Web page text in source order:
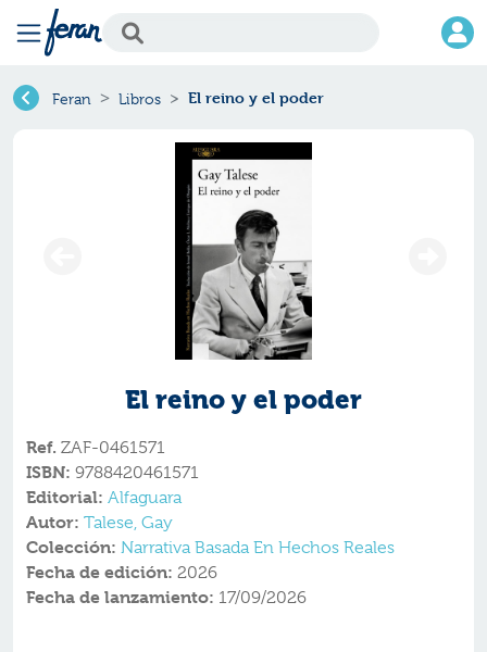
Feran Libros El reino y el poder
El reino y el poder
Ref. ZAF-0461571
ISBN: 9788420461571
Editorial: Alfaguara
Autor: Talese, Gay
Colección: Narrativa Basada En Hechos Reales
Fecha de edición: 2026
Fecha de lanzamiento: 17/09/2026